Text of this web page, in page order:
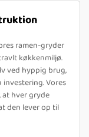
ramen-gryder
køkkenmiljø.
ved hyppig brug,
Vores
hver gryde
den lever op til